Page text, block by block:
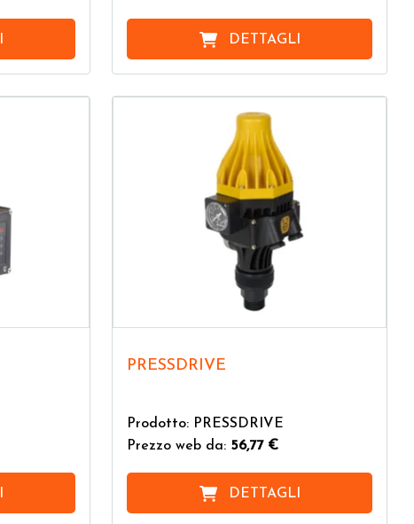
DETTAGLI
PRESSDRIVE
Prodotto: PRESSDRIVE
Prezzo web da: 56,77 €
DETTAGLI